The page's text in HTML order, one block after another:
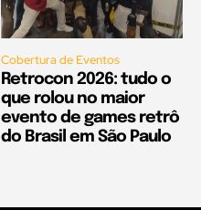
Cobertura de Eventos
Retrocon 2026: tudo o
que rolou no maior
evento de games retrô
do Brasil em São Paulo